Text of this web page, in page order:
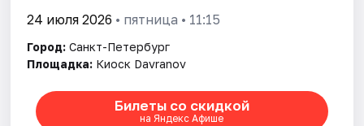
24 июля 2026 • пятница • 11:15
Город: Санкт-Петербург
Площадка: Киоск Davranov
Билеты со скидкой
на Яндекс Афише